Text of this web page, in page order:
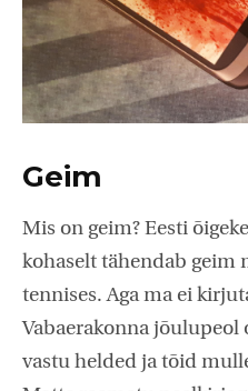
Geim
Mis on geim? Eesti
kohaselt tähendab geim
tennises. Aga ma ei
Vabaerakonna
vastu helded ja tõid